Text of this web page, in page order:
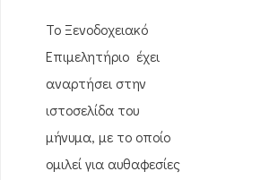
Το Ξενοδοχειακό
Επιμελητήριο έχει
αναρτήσει στην
ιστοσελίδα του
μήνυμα, με το οποίο
ομιλεί για αυθαφεσίες